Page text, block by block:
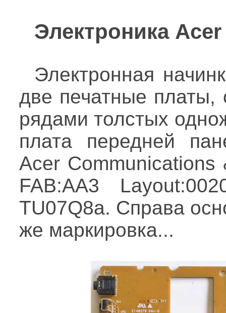
Электроника Acer
Электронная
две печатные
рядами толстых
плата передней
Acer Communications
FAB:AA3
TU07Q8a. Справа
же маркировка...